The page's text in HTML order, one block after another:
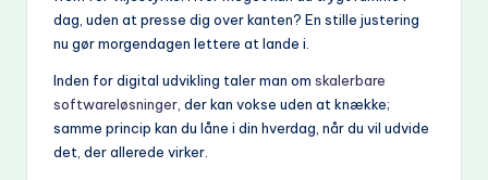
dag, uden at presse dig over kanten? En stille justering
nu gør morgendagen lettere at lande i.
Inden for digital udvikling taler man om skalerbare
softwareløsninger , der kan vokse uden at knække;
samme princip kan du låne i din hverdag, når du vil udvide
det, der allerede virker.